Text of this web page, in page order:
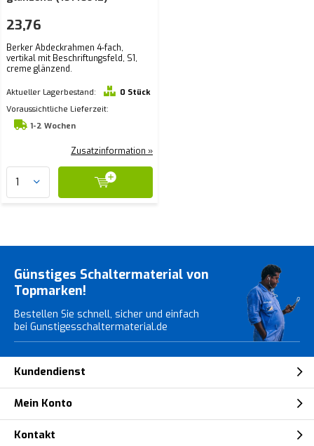
Berker Abdeckrahmen 4-fach,
vertikal mit Beschriftungsfeld, S1,
creme glänzend.
Aktueller Lagerbestand:
0 Stück
Voraussichtliche Lieferzeit:
1-2 Wochen
23,76
Zusatzinformation »
Günstiges Schaltermaterial von
Topmarken!
Bestellen Sie schnell, sicher und einfach
bei Gunstigesschaltermaterial.de
Kundendienst
Mein Konto
Kontakt